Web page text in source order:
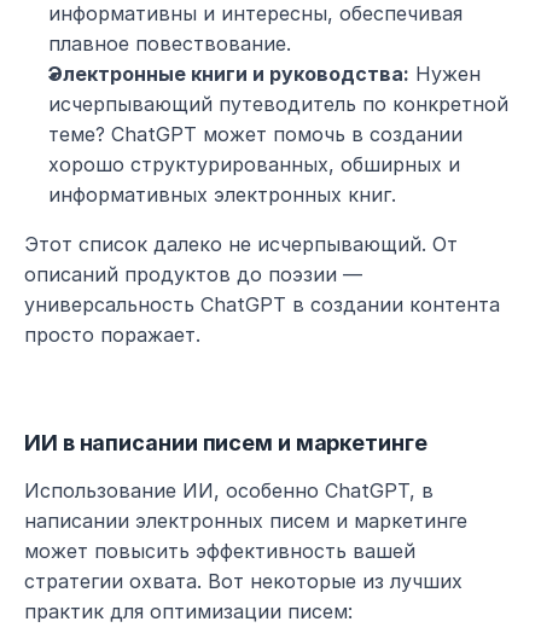
информативны и интересны, обеспечивая
плавное повествование.
Электронные книги и руководства: Нужен
исчерпывающий путеводитель по конкретной
теме? ChatGPT может помочь в создании
хорошо структурированных, обширных и
информативных электронных книг.
Этот список далеко не исчерпывающий. От
описаний продуктов до поэзии —
универсальность ChatGPT в создании контента
просто поражает.
ИИ в написании писем и маркетинге
Использование ИИ, особенно ChatGPT, в
написании электронных писем и маркетинге
может повысить эффективность вашей
стратегии охвата. Вот некоторые из лучших
практик для оптимизации писем: